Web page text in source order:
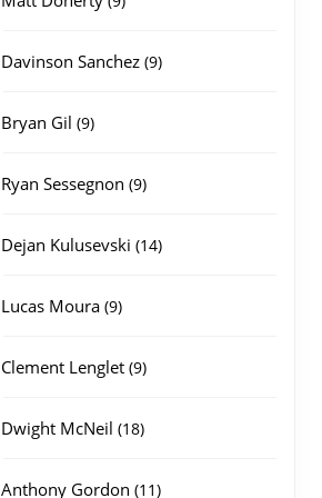
Davinson Sanchez 99
Bryan Gil 99
Ryan Sessegnon 99
Dejan Kulusevski 1414
Lucas Moura 99
Clement Lenglet 99
Dwight McNeil 1818
Anthony Gordon 1111